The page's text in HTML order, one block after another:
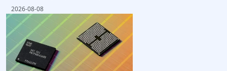
2026-08-08